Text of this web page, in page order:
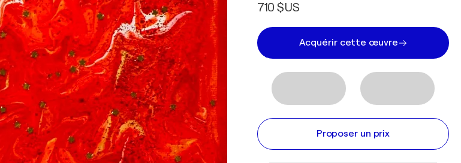
710 $US
Acquérir cette œuvre
Proposer un prix